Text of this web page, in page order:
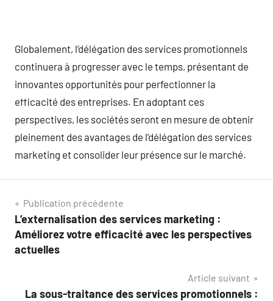
Globalement, l’délégation des services promotionnels
continuera à progresser avec le temps, présentant de
innovantes opportunités pour perfectionner la
efficacité des entreprises. En adoptant ces
perspectives, les sociétés seront en mesure de obtenir
pleinement des avantages de l’délégation des services
marketing et consolider leur présence sur le marché.
Navigation
de
l’article
Publication précédente
L’externalisation des services marketing :
Améliorez votre efficacité avec les perspectives
actuelles
Article suivant
La sous-traitance des services promotionnels :